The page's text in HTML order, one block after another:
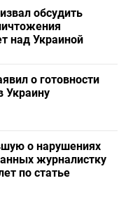
обсудить
над Украиной
о готовности
Украину
о нарушениях
журналистку
по статье